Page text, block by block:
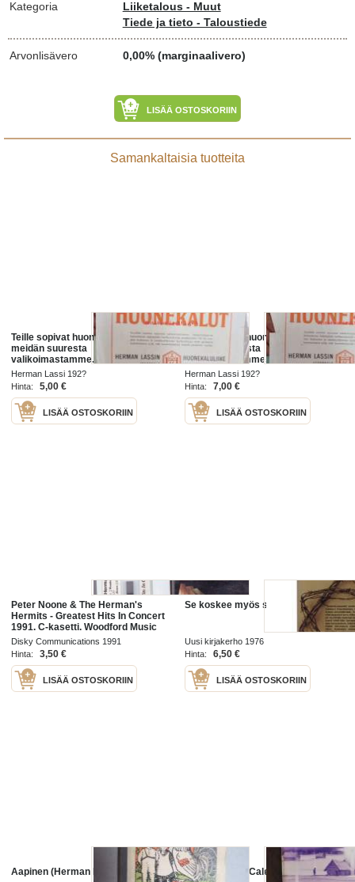
Kategoria
Liiketalous - Muut
Tiede ja tieto - Taloustiede
Arvonlisävero 0,00% (marginaalivero)
LISÄÄ OSTOSKORIIN
Samankaltaisia tuotteita
Teille sopivat huonekalut löydätte
meidän suuresta
valikoimastamme. - Herman
Lassin Huonekaluliike, Jyväskylä -
mainos
Herman Lassi 192?
Hinta:
5,00 €
LISÄÄ OSTOSKORIIN
Teille sopivat huonekalut löydätte
meidän suuresta
valikoimastamme. - Herman
Lassin Huonekaluliike, Jyväskylä -
mainos
Herman Lassi 192?
Hinta:
7,00 €
LISÄÄ OSTOSKORIIN
Peter Noone & The Herman's
Hermits - Greatest Hits In Concert
1991. C-kasetti. Woodford Music
WMMC 4630
Disky Communications 1991
Hinta:
3,50 €
LISÄÄ OSTOSKORIIN
Se koskee myös sinua
Uusi kirjakerho 1976
Hinta:
6,50 €
LISÄÄ OSTOSKORIIN
Aapinen (Herman Niemi) Saint Herman Calendar 1989